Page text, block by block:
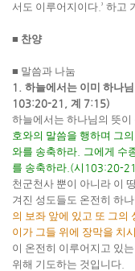
서도 이루어지이다 .’ 하고
■ 찬양
■ 말씀과 나눔
1. 하늘에서는 이미 하나
103:20-21, 계 7:15)
하늘에서는 하나님의 뜻
호와의 말씀을 행하며 그
와를 송축하라 그에게 수
를 송축하라 .(시 103:20-
천군천사 뿐이 아니라 이
겨진 성도들도 온전히 하
의 보좌 앞에 있고 또 그의
이가 그들 위에 장막을 치
이 온전히 이루어지고 있
위해 기도하는 것입니다